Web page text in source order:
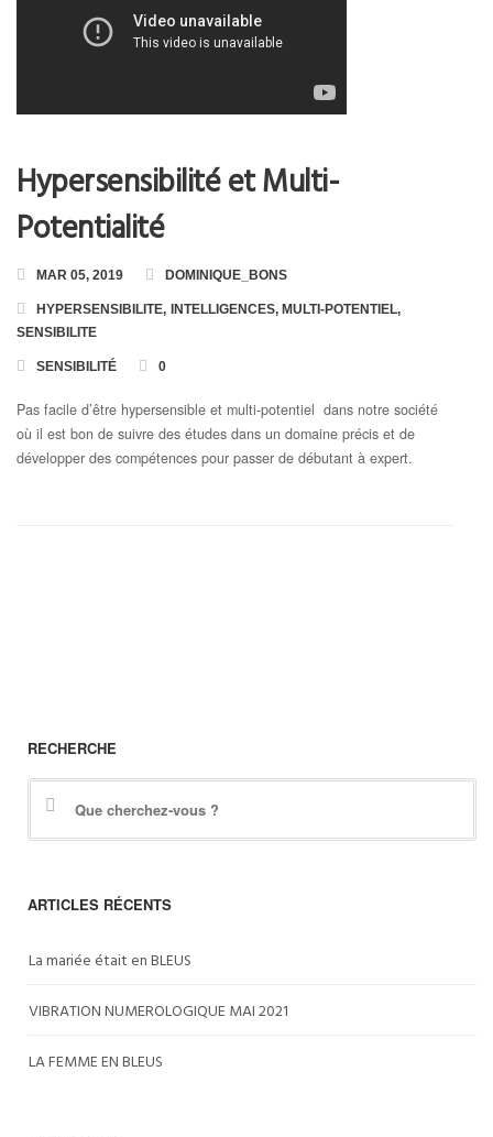
Toutes les Formations
Formation en Ligne « Numérologie Nom et Prénoms »
Hypersensibilité et Multi-
Potentialité
MAR 05, 2019 DOMINIQUE_BONS
HYPERSENSIBILITE, INTELLIGENCES, MULTI-POTENTIEL,
SENSIBILITE
SENSIBILITÉ 0
Pas facile d’être hypersensible et multi-potentiel dans notre société
où il est bon de suivre des études dans un domaine précis et de
développer des compétences pour passer de débutant à expert.
RECHERCHE
ARTICLES RÉCENTS
La mariée était en BLEUS
VIBRATION NUMEROLOGIQUE MAI 2021
LA FEMME EN BLEUS